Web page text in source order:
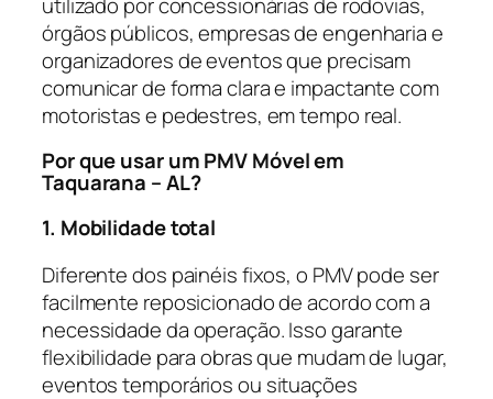
órgãos públicos, empresas de engenharia e
organizadores de eventos que precisam
comunicar de forma clara e impactante com
motoristas e pedestres, em tempo real.
Por que usar um PMV Móvel em
Taquarana – AL?
1. Mobilidade total
Diferente dos painéis fixos, o PMV pode ser
facilmente reposicionado de acordo com a
necessidade da operação. Isso garante
flexibilidade para obras que mudam de lugar,
eventos temporários ou situações